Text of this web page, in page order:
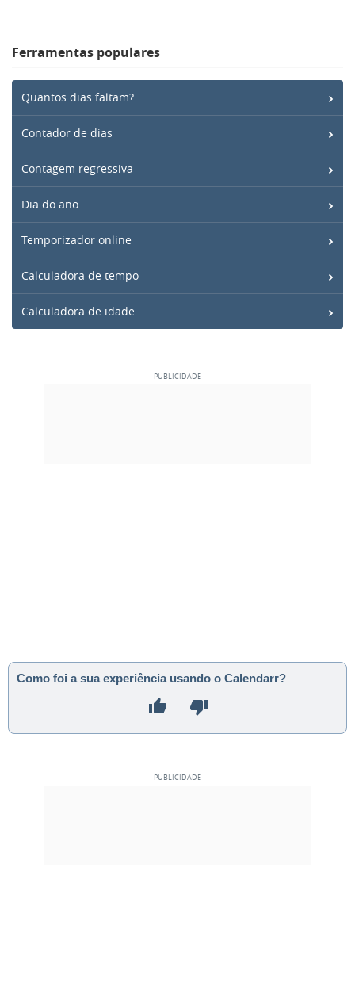
Ferramentas populares
Quantos dias faltam?
Contador de dias
Contagem regressiva
Dia do ano
Temporizador online
Calculadora de tempo
Calculadora de idade
Como foi a sua experiência usando o Calendarr?